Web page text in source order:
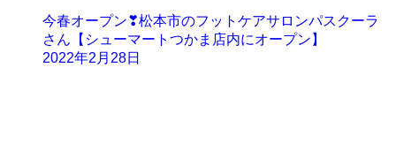
今春オープン❣松本市のフットケアサロンパスクーラ
さん【シューマートつかま店内にオープン】
2022年2月28日